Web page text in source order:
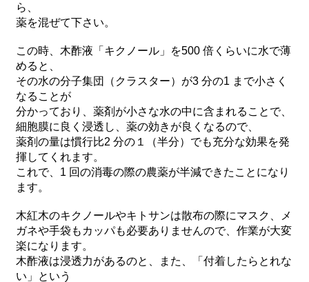
ら、
薬を混ぜて下さい。
この時、木酢液「キクノール」を500 倍くらいに水で薄
めると、
その水の分子集団（クラスター）が3 分の1 まで小さく
なることが
分かっており、薬剤が小さな水の中に含まれることで、
細胞膜に良く浸透し、薬の効きが良くなるので、
薬剤の量は慣行比2 分の１（半分）でも充分な効果を発
揮してくれます。
これで、1 回の消毒の際の農薬が半減できたことになり
ます。
木紅木のキクノールやキトサンは散布の際にマスク、メ
ガネや手袋もカッパも必要ありませんので、作業が大変
楽になります。
木酢液は浸透力があるのと、また、「付着したらとれな
い」という